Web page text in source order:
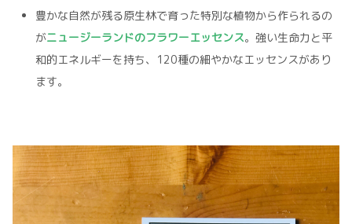
豊かな自然が残る原生林で育った特別な植物から作られるの
がニュージーランドのフラワーエッセンス。強い生命力と平
和的エネルギーを持ち、120種の細やかなエッセンスがあり
ます。